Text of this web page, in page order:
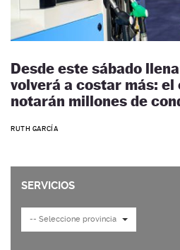
Desde este sábado
volverá a costar más: el
notarán millones de
RUTH GARCÍA